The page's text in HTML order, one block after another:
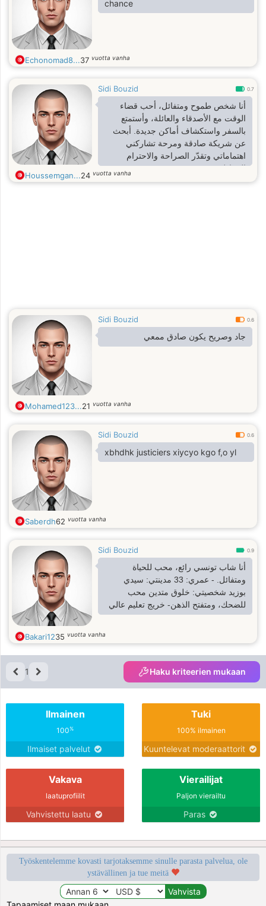
chance
Echonomad8...37 vuotta vanha
Sidi Bouzid 0.7
أنا شخص طموح ومتفائل، أحب قضاء
الوقت مع الأصدقاء والعائلة، وأستمتع
بالسفر واستكشاف أماكن جديدة. أبحث
عن شريكة صادقة ومرحة تشاركني
اهتماماتي وتقدّر الصراحة والاحترام
المتبادل."
Houssemgan...24 vuotta vanha
Sidi Bouzid 0.6
جاد وصريح يكون صادق ممعي
Mohamed123...21 vuotta vanha
Sidi Bouzid 0.6
xbhdhk justiciers xiycyo kgo f,o yl
Saberdh62 vuotta vanha
Sidi Bouzid 0.9
أنا شاب تونسي رائع، محب للحياة
ومتفائل. - عمري: 33 مدينتي: سيدي
بوزيد شخصيتي: خلوق متدين محب
للضحك، ومتفتح الذهن- خريج تعليم عالي
Bakari1235 vuotta vanha
1 Haku kriteerien mukaan
Ilmainen
100%
Ilmaiset palvelut
Tuki
100% ilmainen
Kuuntelevat moderaattorit
Vakava
laatuprofiilit
Vahvistettu laatu
Vierailijat
Paljon vierailtu
Paras
Työskentelemme kovasti tarjotaksemme sinulle parasta palvelua, ole
ystävällinen ja tue meitä